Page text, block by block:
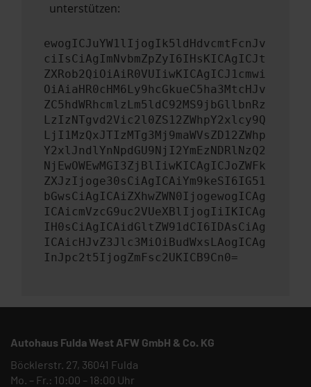
unterstützen:
ewogICJuYW1lIjogIk5ldHdvcmtFcnJv
ciIsCiAgImNvbmZpZyI6IHsKICAgICJt
ZXRob2QiOiAiR0VUIiwKICAgICJ1cmwi
OiAiaHR0cHM6Ly9hcGkueC5ha3MtcHJv
ZC5hdWRhcmlzLm5ldC92MS9jbGllbnRz
LzIzNTgvd2Vic2l0ZS12ZWhpY2xlcy9Q
LjI1MzQxJTIzMTg3Mj9maWVsZD12ZWhp
Y2xlJndlYnNpdGU9NjI2YmEzNDRlNzQ2
NjEwOWEwMGI3ZjBlIiwKICAgICJoZWFk
ZXJzIjoge30sCiAgICAiYm9keSI6IG51
bGwsCiAgICAiZXhwZWN0IjogewogICAg
ICAicmVzcG9uc2VUeXBlIjogIiIKICAg
IH0sCiAgICAidGltZW91dCI6IDAsCiAg
ICAicHJvZ3Jlc3MiOiBudWxsLAogICAg
InJpc2t5IjogZmFsc2UKICB9Cn0=
Autohaus Fulda West AFW GmbH & Co. KG
Böcklerstr. 27, 36041 Fulda
Mo. – Fr.: 10:00 – 18:00 Uhr